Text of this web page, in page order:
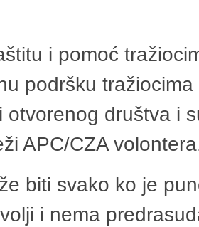
i pomoć
podršku
otvorenog društva i
APC/CZA
biti svako ko je
i nema